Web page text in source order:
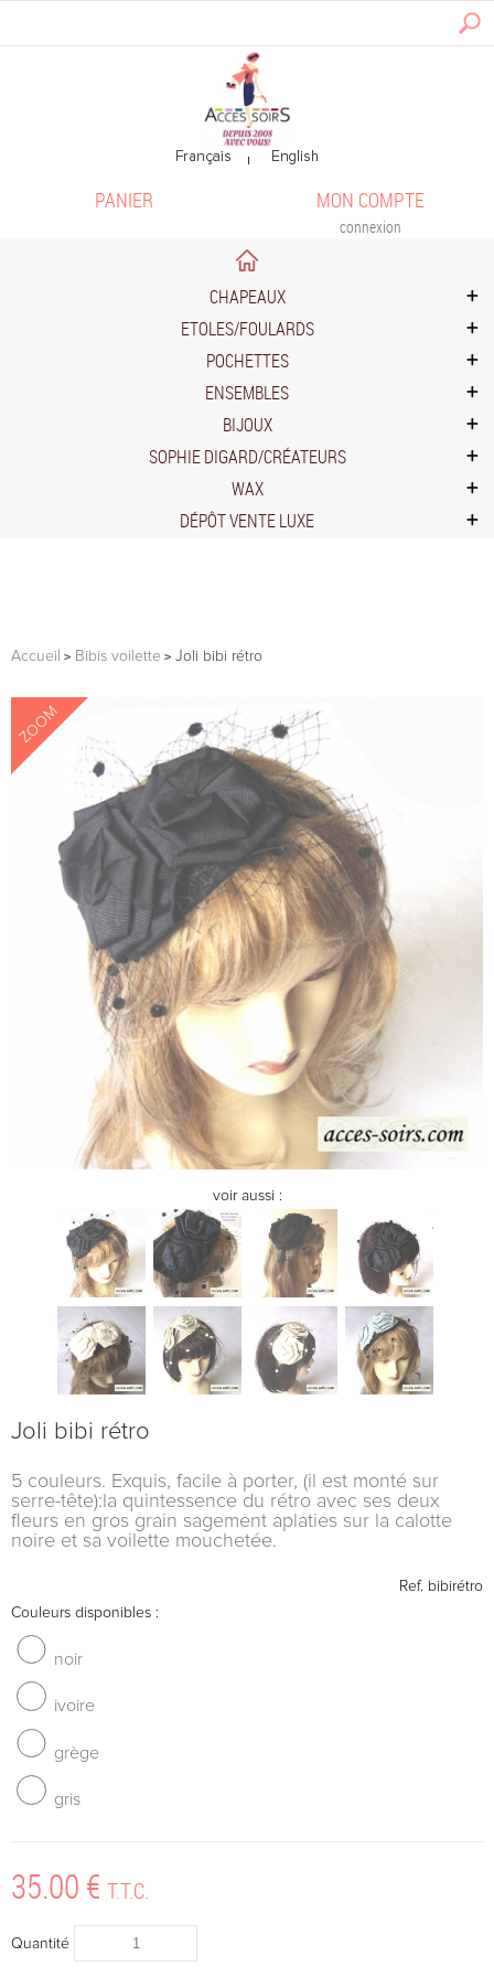
MON COMPTE
connexion
PANIER
CHAPEAUX
ETOLES/FOULARDS
POCHETTES
ENSEMBLES
BIJOUX
SOPHIE DIGARD/CRÉATEURS
WAX
DÉPÔT VENTE LUXE
Accueil Bibis voilette Joli bibi rétro
ZOOM
voir aussi :
Joli bibi rétro
5 couleurs. Exquis, facile à porter, (il est monté sur
serre-tête):la quintessence du rétro avec ses deux
fleurs en gros grain sagement aplaties sur la calotte
noire et sa voilette mouchetée.
Ref. bibirétro
Couleurs disponibles :
noir
ivoire
grège
gris
35.00 € T.T.C.
Quantité